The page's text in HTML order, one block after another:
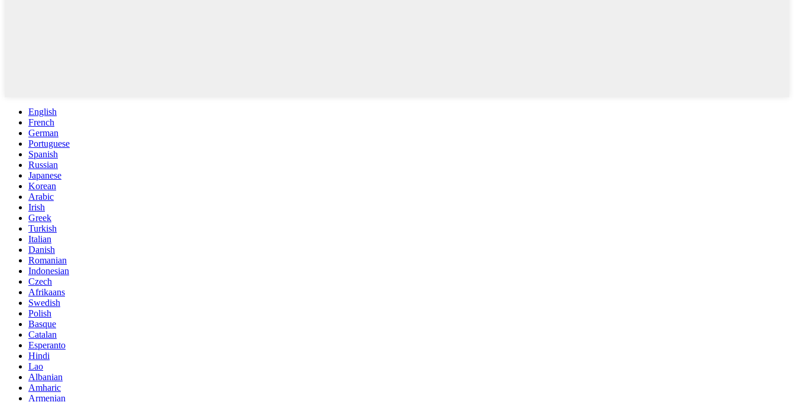
English
French
German
Portuguese
Spanish
Russian
Japanese
Korean
Arabic
Irish
Greek
Turkish
Italian
Danish
Romanian
Indonesian
Czech
Afrikaans
Swedish
Polish
Basque
Catalan
Esperanto
Hindi
Lao
Albanian
Amharic
Armenian